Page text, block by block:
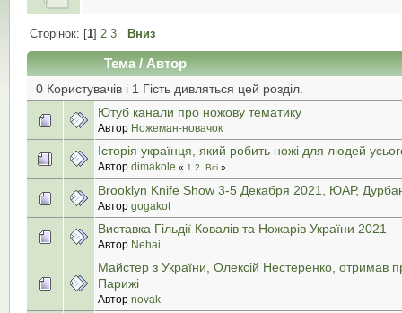
Сторінок: [1] 2 3 Вниз
Тема/Автор
0 Користувачів і 1 Гість дивляться цей розділ.
Ютуб канали про ножову тематику
Автор Ножеман-новачок
Історія українця, який робить ножі для людей
Автор dimakole « 1 2 Всі »
Brooklyn Knife Show 3-5 Декабря 2021, ЮАР,
Автор gogakot
Виставка Гільдії Ковалів та Ножарів України 2021
Автор Nehai
Майстер з України, Олексій Нестеренко, отримав
Парижі
Автор novak